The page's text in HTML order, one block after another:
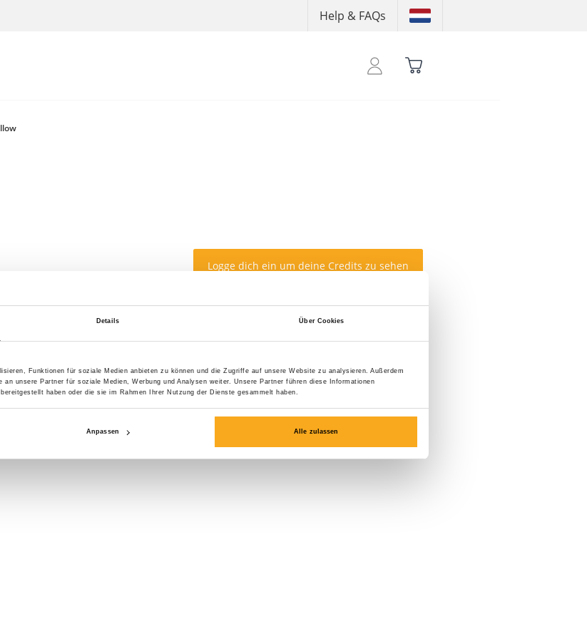
Details Über Cookies
Funktionen für soziale Medien anbieten zu können und die Zugriffe auf unsere Website zu analysieren. Außerdem
unsere Partner für soziale Medien, Werbung und Analysen weiter. Unsere Partner führen diese Informationen
haben oder die sie im Rahmen Ihrer Nutzung der Dienste gesammelt haben.
Anpassen Alle zulassen
Help & FAQs
Logge dich ein um deine Credits zu sehen
Größe*